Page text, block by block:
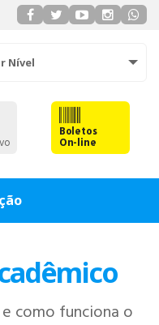
Nível
Boletos
On-line
como funciona o